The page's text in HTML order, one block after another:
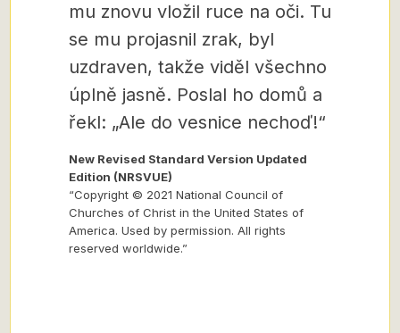
mu znovu vložil ruce na oči. Tu
se mu projasnil zrak, byl
uzdraven, takže viděl všechno
úplně jasně. Poslal ho domů a
řekl: „Ale do vesnice nechoď!“
New Revised Standard Version Updated
Edition (NRSVUE)
“Copyright © 2021 National Council of
Churches of Christ in the United States of
America. Used by permission. All rights
reserved worldwide.”